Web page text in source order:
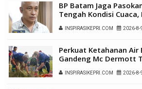
BP Batam Jaga
Tengah Kondisi
Diimbau Gunakan Air
INSPIRASIKEPRI.COM 2026-8-
Perkuat Ketahanan Air
Gandeng Mc Dermott
Betung di Bendungan
INSPIRASIKEPRI.COM 2026-8-